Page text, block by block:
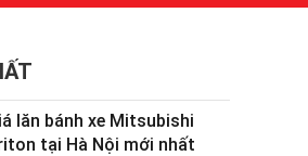
lăn bánh xe Mitsubishi
tại Hà Nội mới nhất